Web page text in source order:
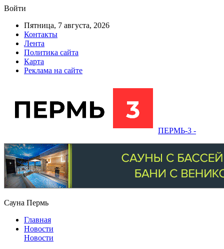
Войти
Пятница, 7 августа, 2026
Контакты
Лента
Политика сайта
Карта
Реклама на сайте
ПЕРМЬ-3 -
Сауна Пермь
Главная
Новости
Новости